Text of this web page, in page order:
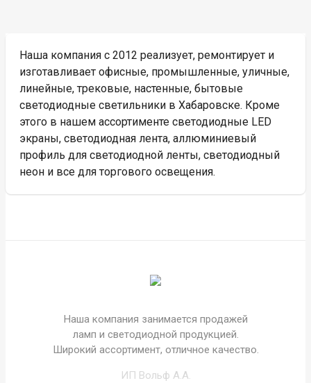
Наша компания с 2012 реализует, ремонтирует и
изготавливает офисные, промышленные, уличные,
линейные, трековые, настенные, бытовые
светодиодные светильники в Хабаровске. Кроме
этого в нашем ассортименте светодиодные LED
экраны, светодиодная лента, аллюминиевый
профиль для светодиодной ленты, светодиодный
неон и все для торгового освещения.
Наша компания занимается продажей
ламп и светодиодной продукцией.
Широкий ассортимент, отличное качество.
ИП Вольф А.А.